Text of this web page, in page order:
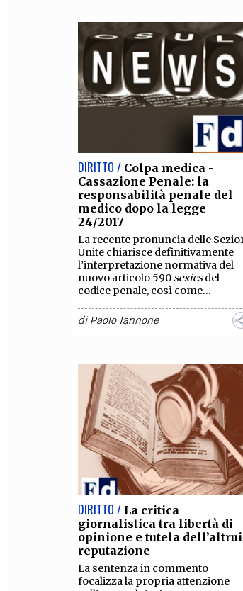
DIRITTO / Colpa medica -
Cassazione Penale: la
responsabilità penale del
medico dopo la legge
24/2017
La recente pronuncia delle
Unite chiarisce definitivamente
l’interpretazione normativa del
nuovo articolo 590sexiesdel
codice penale, così come...
diPaolo Iannone
DIRITTO / La critica
giornalistica tra libertà di
opinione e tutela dell’altrui
reputazione
La sentenza in commento
focalizza la propria attenzione